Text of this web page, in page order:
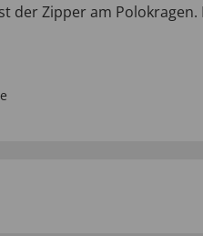
Zipper am